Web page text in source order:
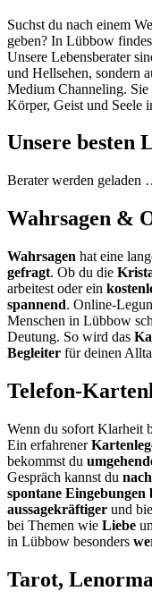
Suchst du nach einem
geben? In Lübbow
Unsere Lebensberater
und Hellsehen, sondern
Medium Channeling.
Körper, Geist und Seele
Unsere besten
Berater werden geladen
Wahrsagen &
Wahrsagen hat eine
gefragt. Ob du die
arbeitest oder ein
spannend. Online-
Menschen in Lübbow
Deutung. So wird das
Begleiter für deinen
Telefon-
Wenn du sofort Klarheit
Ein erfahrener
bekommst du
Gespräch kannst du
spontane Eingebungen
aussagekräftiger und
bei Themen wie Liebe
in Lübbow besonders
Tarot,